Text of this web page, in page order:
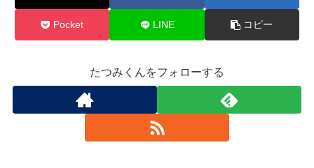
Pocket LINE コピー
たつみくんをフォローする